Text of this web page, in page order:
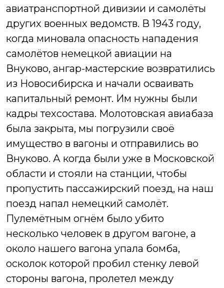
авиатранспортной дивизии и самолёты
других военных ведомств. В 1943 году,
когда миновала опасность нападения
самолётов немецкой авиации на
Внуково, ангар-мастерские возвратились
из Новосибирска и начали осваивать
капитальный ремонт. Им нужны были
кадры техсостава. Молотовская авиабаза
была закрыта, мы погрузили своё
имущество в вагоны и отправились во
Внуково. А когда были уже в Московской
области и стояли на станции, чтобы
пропустить пассажирский поезд, на наш
поезд напал немецкий самолёт.
Пулемётным огнём было убито
несколько человек в другом вагоне, а
около нашего вагона упала бомба,
осколок которой пробил стенку левой
стороны вагона, пролетел между